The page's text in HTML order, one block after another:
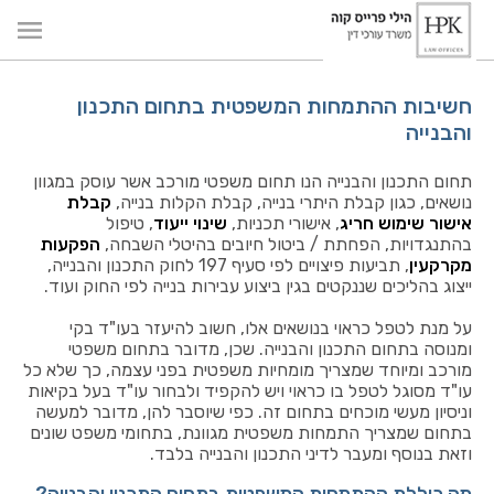
חשיבות ההתמחות המשפטית בתחום התכנון
והבנייה
תחום התכנון והבנייה הנו תחום משפטי מורכב אשר עוסק במגוון
נושאים, כגון קבלת היתרי בנייה, קבלת הקלות בנייה, קבלת
אישור שימוש חריג, אישורי תכניות, שינוי ייעוד, טיפול
בהתנגדויות, הפחתת / ביטול חיובים בהיטלי השבחה, הפקעות
מקרקעין
, תביעות פיצויים לפי סעיף 197 לחוק התכנון והבנייה,
ייצוג בהליכים שננקטים בגין ביצוע עבירות בנייה לפי החוק ועוד.
על מנת לטפל כראוי בנושאים אלו, חשוב להיעזר בעו"ד בקי
ומנוסה בתחום התכנון והבנייה. שכן, מדובר בתחום משפטי
מורכב ומיוחד שמצריך מומחיות משפטית בפני עצמה, כך שלא כל
עו"ד מסוגל לטפל בו כראוי ויש להקפיד ולבחור עו"ד בעל בקיאות
וניסיון מעשי מוכחים בתחום זה. כפי שיוסבר להן, מדובר למעשה
בתחום שמצריך התמחות משפטית מגוונת, בתחומי משפט שונים
וזאת בנוסף ומעבר לדיני התכנון והבנייה בלבד.